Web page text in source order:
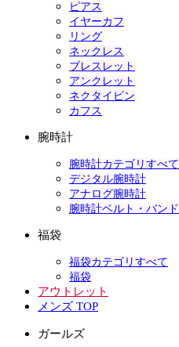
ピアス
イヤーカフ
リング
ネックレス
ブレスレット
アンクレット
ネクタイピン
カフス
腕時計
腕時計カテゴリすべて
デジタル腕時計
アナログ腕時計
腕時計ベルト・バンド
福袋
福袋カテゴリすべて
福袋
アウトレット
メンズ TOP
ガールズ